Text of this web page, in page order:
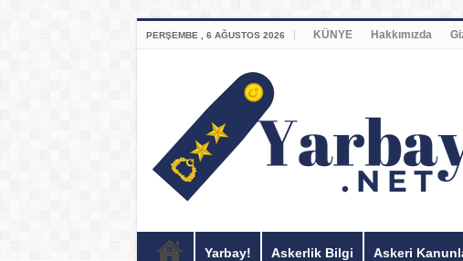
PERŞEMBE , 6 AĞUSTOS 2026 KÜNYE Hakkımızda
Yarbay! Askerlik Bilgi Askeri